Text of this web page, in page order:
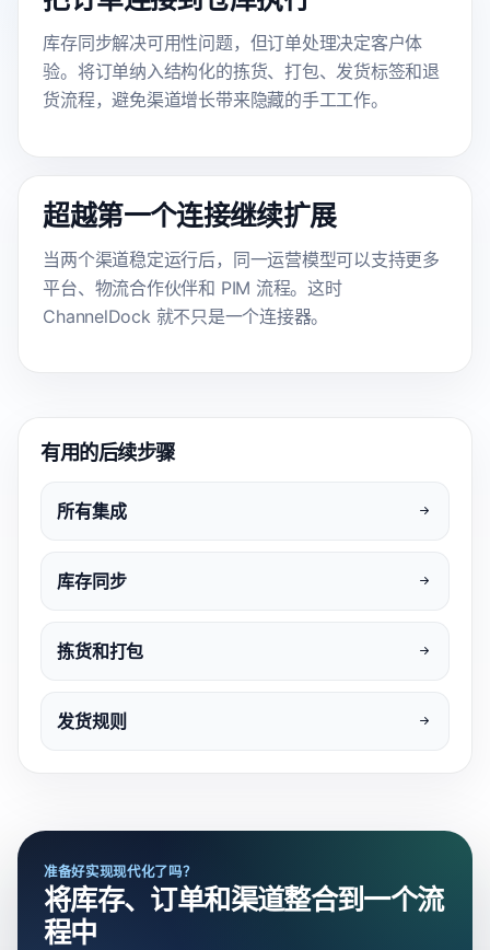
库存同步解决可用性问题，但订单处理决定客户体
验。将订单纳入结构化的拣货、打包、发货标签和退
货流程，避免渠道增长带来隐藏的手工工作。
超越第一个连接继续扩展
当两个渠道稳定运行后，同一运营模型可以支持更多
平台、物流合作伙伴和 PIM 流程。这时
ChannelDock 就不只是一个连接器。
有用的后续步骤
所有集成
库存同步
拣货和打包
发货规则
准备好实现现代化了吗？
将库存、订单和渠道整合到一个流
程中